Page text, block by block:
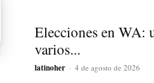
Elecciones en WA:
varios...
latinoher - 4 de agosto de 2026